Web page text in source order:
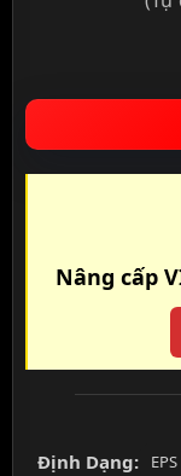
Nâng cấp
Định Dạng: EPS